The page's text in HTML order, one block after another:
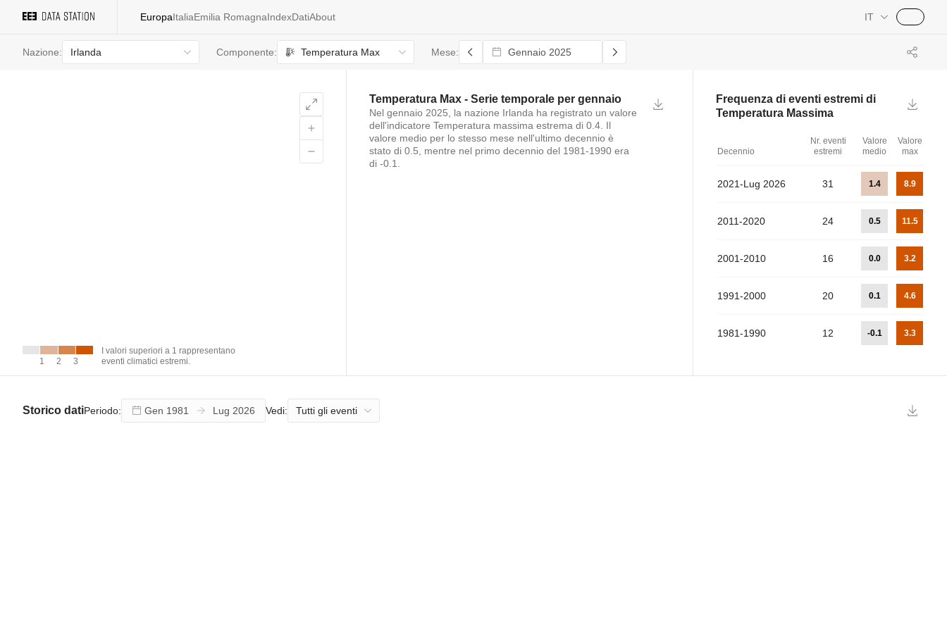
EuropaItaliaEmilia RomagnaIndexDatiAbout IT
Nazione: Irlanda Componente: Temperatura Max Mese:
1 2 3
I valori superiori a 1 rappresentano
eventi climatici estremi.
1 2 3
eventi climatici
estremi.
Temperatura Max - Serie temporale per gennaio
Nel gennaio 2025 , la nazione Irlanda ha registrato un valore
dell'indicatore Temperatura massima estrema di 0.4 . Il
valore medio per lo stesso mese nell'ultimo decennio è
stato di 0.5 , mentre nel primo decennio del 1981-1990 era
di -0.1
Frequenza di eventi estremi di
Temperatura Massima
Decennio
Nr. eventi
estremi
Valore
medio
Valore
max
2021-Lug 2026 31 1.4 8.9
2011-2020 24 0.5 11.5
2001-2010 16 0.0 3.2
1991-2000 20 0.1 4.6
1981-1990 12 -0.1 3.3
Storico datiPeriodo: Vedi: Tutti gli eventi